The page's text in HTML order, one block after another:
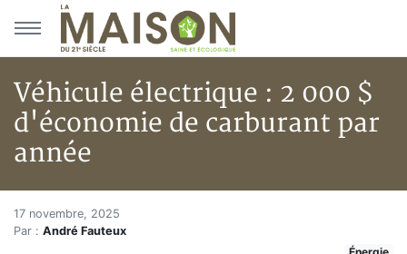
Aller au menu principal
Aller au contenu principal
Véhicule électrique : 2 000 $
d'économie de carburant par
année
Accueil
Articles
Véhicule électrique : 2 000 $
17 novembre, 2025
Par : André Fauteux